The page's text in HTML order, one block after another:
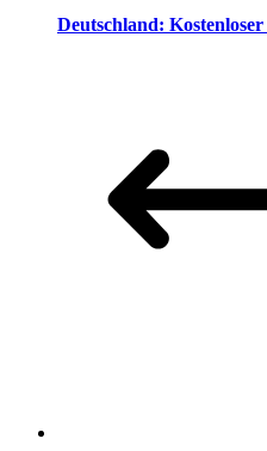
Deutschland: